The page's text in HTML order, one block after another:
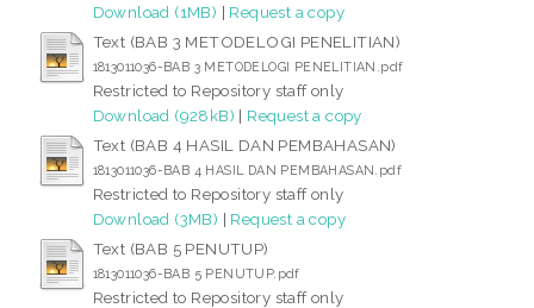
Download (1MB) | Request a copy
Text (BAB 3 METODELOGI PENELITIAN)
1813011036-BAB 3 METODELOGI PENELITIAN.pdf
Restricted to Repository staff only
Download (928kB) | Request a copy
Text (BAB 4 HASIL DAN PEMBAHASAN)
1813011036-BAB 4 HASIL DAN PEMBAHASAN.pdf
Restricted to Repository staff only
Download (3MB) | Request a copy
Text (BAB 5 PENUTUP)
1813011036-BAB 5 PENUTUP.pdf
Restricted to Repository staff only